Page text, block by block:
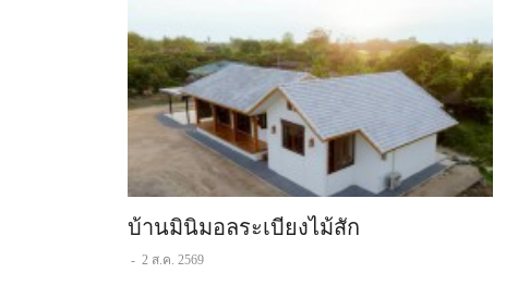
บ้านมินิมอลระเบียงไม้สัก
- 2 ส.ค. 2569